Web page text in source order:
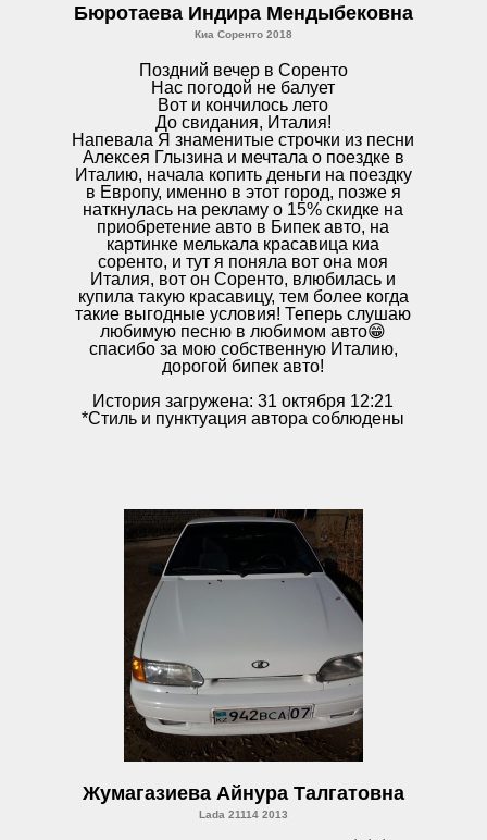
Бюротаева Индира Мендыбековна
Киа Соренто 2018
Поздний вечер в Соренто
Нас погодой не балует
Вот и кончилось лето
До свидания, Италия!
Напевала Я знаменитые строчки из песни
Алексея Глызина и мечтала о поездке в
Италию, начала копить деньги на поездку
в Европу, именно в этот город, позже я
наткнулась на рекламу о 15% скидке на
приобретение авто в Бипек авто, на
картинке мелькала красавица киа
соренто, и тут я поняла вот она моя
Италия, вот он Соренто, влюбилась и
купила такую красавицу, тем более когда
такие выгодные условия! Теперь слушаю
любимую песню в любимом авто😁
спасибо за мою собственную Италию,
дорогой бипек авто!
История загружена: 31 октября 12:21
*Стиль и пунктуация автора соблюдены
Жумагазиева Айнура Талгатовна
Lada 21114 2013